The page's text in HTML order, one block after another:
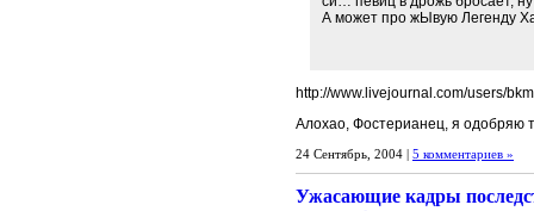
А может про жЫвую Легенду
http://www.livejournal.com/users/
Алохао, Фостерианец, я одобряю
24 Сентябрь, 2004 | 5 комментариев »
Ужасающие кадры